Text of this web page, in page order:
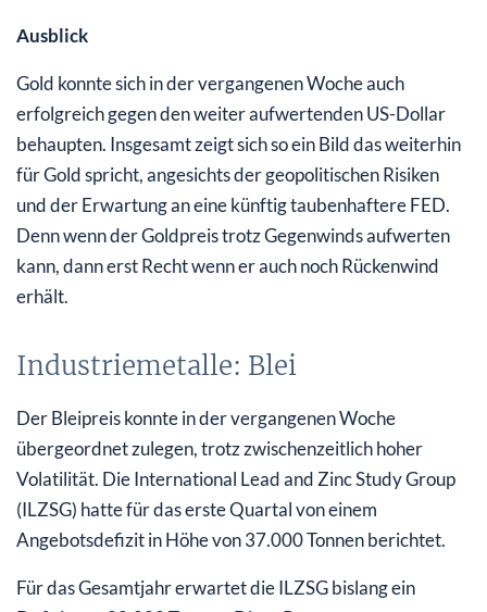
Ausblick
Gold konnte sich in der vergangenen Woche auch
erfolgreich gegen den weiter aufwertenden US-Dollar
behaupten. Insgesamt zeigt sich so ein Bild das weiterhin
für Gold spricht, angesichts der geopolitischen Risiken
und der Erwartung an eine künftig taubenhaftere FED.
Denn wenn der Goldpreis trotz Gegenwinds aufwerten
kann, dann erst Recht wenn er auch noch Rückenwind
erhält.
Industriemetalle: Blei
Der Bleipreis konnte in der vergangenen Woche
übergeordnet zulegen, trotz zwischenzeitlich hoher
Volatilität. Die International Lead and Zinc Study Group
(ILZSG) hatte für das erste Quartal von einem
Angebotsdefizit in Höhe von 37.000 Tonnen berichtet.
Für das Gesamtjahr erwartet die ILZSG bislang ein